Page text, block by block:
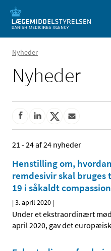
Nyheder
Nyheder
21 - 24 af 24 nyheder
Henstilling om,
remdesivir skal bruges
19 i såkaldt
|3. april 2020 |
Under et ekstraordinært
april 2020, gav det